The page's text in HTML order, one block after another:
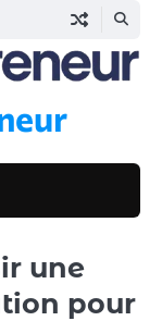
une
pour